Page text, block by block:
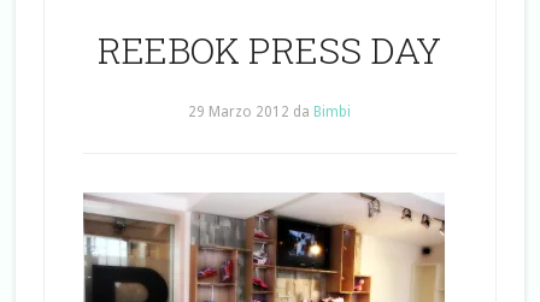
REEBOK PRESS DAY
29 Marzo 2012 da Bimbi